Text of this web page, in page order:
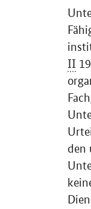
II
den